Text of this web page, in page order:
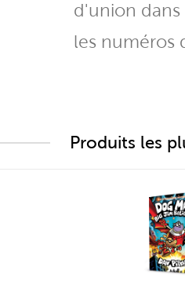
d'union dans
les numéros
Produits les